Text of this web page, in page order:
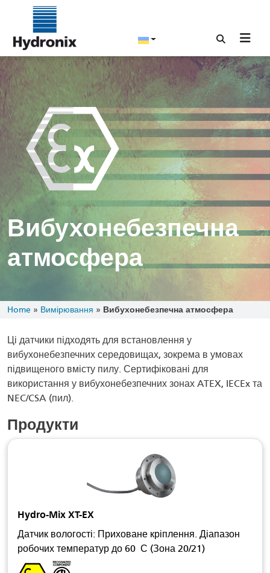
Вибухонебезпечна
атмосфера
Home » Вимірювання » Вибухонебезпечна атмосфера
Ці датчики підходять для встановлення у
вибухонебезпечних середовищах, зокрема в умовах
підвищеного вмісту пилу. Сертифіковані для
використання у вибухонебезпечних зонах ATEX, IECEx та
NEC/CSA (пил).
Продукти
Hydro-Mix XT-EX
Датчик вологості: Приховане кріплення. Діапазон
робочих температур до 60 С (Зона 20/21)